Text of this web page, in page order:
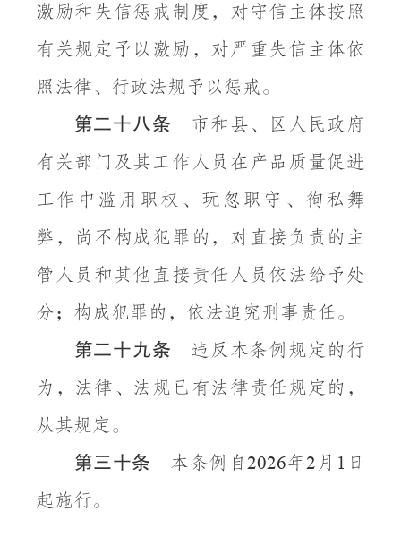
激励和失信惩戒制度，对守信主体按照
有关规定予以激励，对严重失信主体依
照法律、行政法规予以惩戒。
第二十八条 市和县、区人民政府
有关部门及其工作人员在产品质量促进
工作中滥用职权、玩忽职守、徇私舞
弊，尚不构成犯罪的，对直接负责的主
管人员和其他直接责任人员依法给予处
分；构成犯罪的，依法追究刑事责任。
第二十九条 违反本条例规定的行
为，法律、法规已有法律责任规定的，
从其规定。
第三十条 本条例自2026年2 月 1 日
起施行。